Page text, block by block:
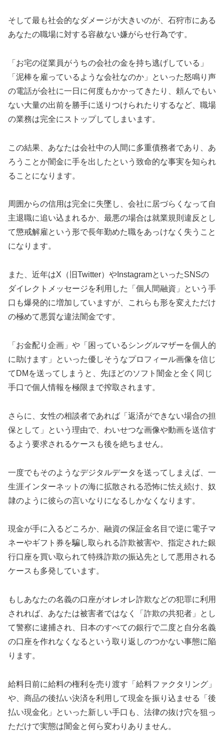
そして最も社会的なダメージが大きいのが、石狩市にある
あなたの職場に対する容赦ない嫌がらせ行為です。
「お宅の従業員がうちの会社の金を持ち逃げしている」
「泥棒を雇っているような会社なのか」といった怒鳴り声
の電話が会社に一日に何度もかかってきたり、頼んでもい
ない大量の出前を勝手に送りつけられたりするなど、職場
の業務は完全にストップしてしまいます。
この結果、あなたは会社中の人間に多重債務者であり、あ
ろうことか闇金に手を出したという致命的な事実を知られ
ることになります。
周囲からの信用は完全に失墜し、会社に居づらくなって自
主退職に追い込まれるか、最悪の場合は就業規則違反とし
て懲戒解雇という形で長年勤めた職をあっけなく失うこと
になります。
また、近年はX（旧Twitter）やInstagramといったSNSの
ダイレクトメッセージを利用した「個人間融資」という手
口も爆発的に増加していますが、これらも形を変えただけ
の極めて悪質な違法闇金です。
「お金配り企画」や「困っているシングルマザーを個人的
に助けます」といった優しそうなプロフィール画像を信じ
てDMを送ってしまうと、先ほどのソフト闇金と全く同じ
手口で個人情報を極限まで搾取されます。
さらに、女性の相談者であれば「返済ができない場合の担
保として」という理由で、わいせつな画像や動画を送信す
るよう要求されるケースも後を絶ちません。
一度でもそのようなデジタルデータを送ってしまえば、一
生涯インターネットの海に拡散される恐怖に怯え続け、奴
隷のように彼らの言いなりになるしかなくなります。
現金が手に入るどころか、融資の保証金名目で逆に電子マ
ネーやギフト券を騙し取られる詐欺被害や、指定された銀
行口座を買い取られて特殊詐欺の振込先として悪用される
ケースも多発しています。
もしあなたの名義の口座がオレオレ詐欺などの犯罪に利用
されれば、あなたは被害者ではなく「詐欺の共犯者」とし
て警察に逮捕され、日本のすべての銀行で二度と自分名義
の口座を作れなくなるという取り返しのつかない事態に陥
ります。
給料日前に給料の権利を売り渡す「給料ファクタリング」
や、商品の後払い決済を利用して現金を振り込ませる「後
払い現金化」といった新しい手口も、法律の抜け穴を狙っ
ただけで実態は闇金と何ら変わりありません。